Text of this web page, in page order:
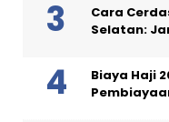
Cara
Selatan:
Biaya Haji